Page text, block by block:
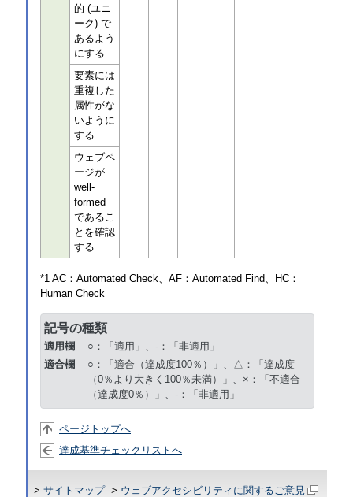
的 (ユニ
ーク) で
あるよう
にする
要素には
重複した
属性がな
いように
する
ウェブペ
ージが
well-
formed
であるこ
とを確認
する
*1 AC： Automated Check、AF： Automated Find、HC：
Human Check
記号の種類
適用欄
○：「適用」、-：「非適用」
適合欄
○：「適合（達成度100％）」、△：「達成度
（0％より大きく100％未満）」、×：「不適合
（達成度0％）」、-：「非適用」
ページトップへ
達成基準チェックリストへ
> サイトマップ> ウェブアクセシビリティに関するご意見